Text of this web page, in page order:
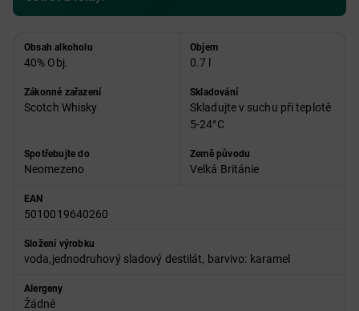
Obsah alkoholu
40% Obj.
Objem
0.7 l
Zákonné zařazení
Scotch Whisky
Skladování
Skladujte v suchu při teplotě
5-24°C
Spotřebujte do
Neomezeno
Země původu
Velká Británie
EAN
5010019640260
Složení výrobku
voda,jednodruhový sladový destilát, barvivo: karamel
Alergeny
Žádné